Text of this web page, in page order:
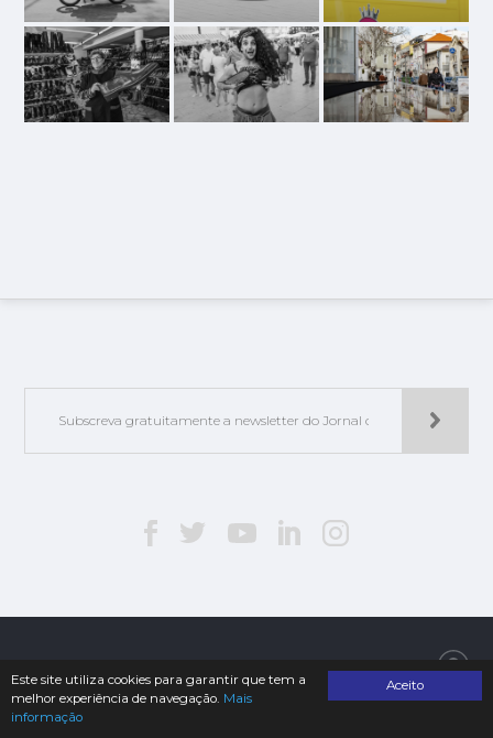
Aceito
Este site utiliza cookies para garantir que tem a
melhor experiência de navegação. Mais
informação